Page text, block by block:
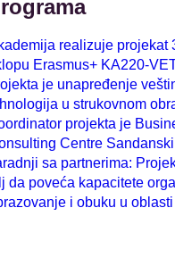
realizuje projekat
Erasmus+ KA220-
je unapređenje
u strukovnom
projekta je
Centre
sa partnerima:
da poveća kapacitete
i obuku u